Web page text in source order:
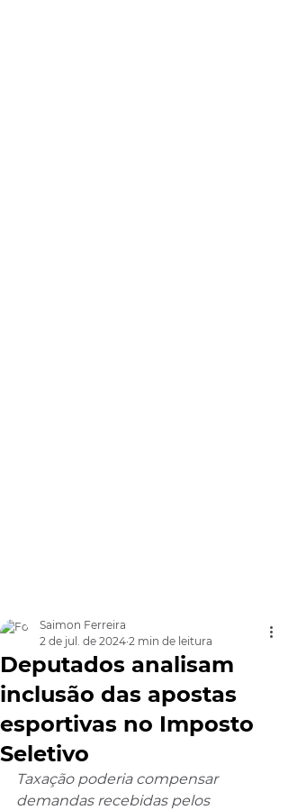
Deputados analisam
inclusão das apostas
esportivas no Imposto
Seletivo
Saimon Ferreira
2 de jul. de 2024 2 min de leitura
Taxação poderia compensar
demandas recebidas pelos